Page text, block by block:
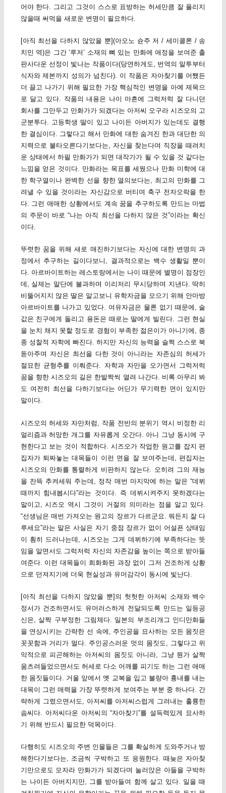
어야 한다. 그리고 그것이 스스로 표방하는 허세만큼 잘 풀리지
않을때 써먹을 새로운 변명이 필요하다.
[아직 최선을 다하지 않았을 뿐](아오노 슌주 저 / 세미콜론 / 송
치민 역)은 그간 ‘루저’ 소재의 뼈 있는 만화에 애정을 보여준 출
판사다운 선정이 빛나는 작품이다(당연하게도, 번역의 말투부터
식자와 제본까지 성의가 넘친다). 이 작품은 자아찾기를 어쨌든
더 끌고 나가기 위해 필요한 가장 핵심적인 변명을 아예 제목으
로 달고 있다. 작품의 내용은 나이 마흔에 그럭저럭 잘 다니던
회사를 그만두고 만화가가 되겠다는 아저씨 오구라 시즈오의 고
군분투다. 고등학생 딸이 있고 나이든 아버지가 있는데도 결행
한 결심이다. 그렇다고 해서 만화에 대한 숨겨진 한과 대단한 의
지력으로 불타오른다기보다는, 자신을 찾는다며 직장을 때려치
운 상태에서 하필 만화가가 되면 대작가가 될 수 있을 것 같다는
느낌을 얻은 것이다. 만화라는 목표를 세웠으나 만화 미학에 대
한 학구열이나 완벽한 선을 향한 열의보다는, 최고의 만화를 그
려낼 수 있을 것이라는 자신감으로 버티며 축구 전자오락을 한
다. 그런 애매한 상황에서도 계속 꿈을 추구하도록 만드는 마법
의 주문이 바로 “나는 아직 최선을 다하지 않은 것”이라는 확신
이다.
뚜렷한 꿈을 위해 새로 매진하기보다는 자신에 대한 변명의 과
정에서 추구하는 길이다보니, 결과적으로는 백수 생활일 뿐이
다. 아르바이트하는 레스토랑에서는 나이 때문에 별명이 점장인
데, 실제는 말단에 불과하며 이리저리 무시당하며 지낸다. 딱히
비뚤어지지 않은 딸은 알고보니 유학자금을 모으기 위해 안마방
아르바이트를 나가고 있었다. 여유자금은 물론 없기 때문에, 술
값은 친구에게 돌리고 용돈은 때로는 딸에게 빌린다. 그런 현실
을 눈치 채지 못할 정도로 경험이 부족한 젊은이가 아니기에, 종
종 성찰적 자학에 빠진다. 하지만 자신의 능력을 슬쩍 스스로 북
돋아주며 자신은 최선을 다한 것이 아니라는 자존심의 허세가
절묘한 균형추를 이뤄준다. 자학과 자만을 오가면서 그럭저럭
꿈을 향한 시즈오의 길은 한발짝씩 열려 나간다. 비록 아무리 봐
도 여전히 최선을 다하기보다는 어딘가 무기력한 면이 있지만
말이다.
시즈오의 허세와 자만처럼, 작품 전반의 분위기 역시 비정한 리
얼리즘과 허망한 개그를 자유롭게 오간다. 아니 그냥 동시에 구
현한다고 보는 것이 적합하다. 시즈오가 작업한 원고를 잡지 편
집자가 퇴짜놓는 대목들이 이런 면을 잘 보여주는데, 편집자는
시즈오의 만화를 통렬하게 비판하지 않는다. 오히려 그의 재능
을 잔뜩 추켜세워 주는데, 정작 매번 마지막에 하는 말은 “데뷔
때까지 힘내봅시다”라는 것이다. 즉 데뷔시켜주지 못하겠다는
말이고, 시즈오 역시 그것이 거절의 의미라는 점을 알고 있다.
“선생님은 매번 가져오는 원고의 장르가 다르군요. 뭐든지 잘 다
루세요”라는 말은 사실은 자기 중점 장르가 없이 어설픈 상태임
이 훤히 드러나는데, 시즈오는 그게 데뷔하기에 부족하다는 뜻
임을 알면서도 그럭저럭 자신의 자존감을 높이는 쪽으로 받아들
여준다. 이런 대목들이 희화화된 과장 없이 그저 건조하게 상황
으로 던져지기에 더욱 현실성과 유머감각이 동시에 빛난다.
[아직 최선을 다하지 않았을 뿐]의 헛헛한 아저씨 소재와 백수
정서가 건조하면서도 유머러스하게 전달되도록 만드는 일등공
신은, 살짝 구부정한 그림체다. 일본의 부조리개그 인디만화들
을 연상시키는 간략한 선 속에, 주인공을 묘사하는 모든 몸짓은
꼿꼿함과 거리가 멀다. 주인공스러운 멋의 몸짓도, 그렇다고 위
악적으로 피곤해하는 아저씨의 몸짓도 아니라, 그냥 뭔가 살짝
움츠려들었으면서도 허세로 다소 어깨를 피기도 하는 그런 애매
한 몸짓들이다. 거울 앞에서 옛 교복을 입고 불량아 흉내를 내는
대목이 그런 매력을 가장 뚜렷하게 보여주는 부분 중 하나다. 간
략하게 그렸으면서도, 아저씨를 아저씨스럽게 그려내는 훌륭한
솜씨다. 아저씨다운 아저씨의 “자아찾기”를 설득력있게 묘사하
기 위해 반드시 필요한 덕목이다.
다행히도 시즈오의 주변 인물들은 그를 확실하게 도와주거나 방
해한다기보다는, 조금씩 구박하고 또 응원한다. 때늦은 자아찾
기만으로도 모자라 만화가가 되겠다며 눌러앉은 아들을 구박하
는 나이든 아버지지만, 그를 받아들여 함께 살고 있다. 일을 때